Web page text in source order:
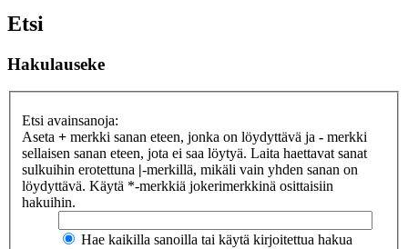
Etsi
Hakulauseke
Etsi avainsanoja:
Aseta + merkki sanan eteen, jonka on löydyttävä ja - merkki
sellaisen sanan eteen, jota ei saa löytyä. Laita haettavat sanat
sulkuihin erotettuna |-merkillä, mikäli vain yhden sanan on
löydyttävä. Käytä *-merkkiä jokerimerkkinä osittaisiin
hakuihin.
Hae kaikilla sanoilla tai käytä kirjoitettua hakua